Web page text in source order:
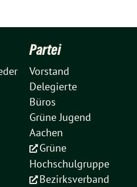
Partei
Vorstand
Delegierte
Büros
Grüne Jugend
Aachen
Grüne
Hochschulgruppe
Bezirksverband